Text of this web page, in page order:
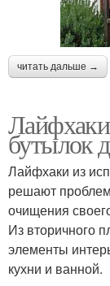
читать дальше →
бутылок
Лайфхаки из
решают
очищения
Из вторичного
элементы
кухни и ванной.